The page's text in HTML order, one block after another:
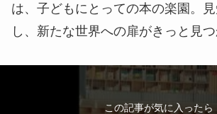
は、子どもにとっての本の楽園。
し、新たな世界への扉がきっと見つ
この記事が気に入ったら